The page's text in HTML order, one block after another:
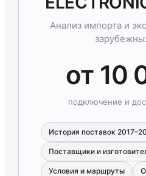
Анализ импорта и
от 10
подключение и
История поставок
Поставщики и
Условия и маршруты